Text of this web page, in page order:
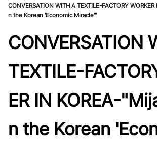
CONVERSATION WITH A TEXTILE-FACTORY
n the Korean 'Economic Miracle'"
CONVERSATION
TEXTILE-
ER IN KOREA-
n the Korean